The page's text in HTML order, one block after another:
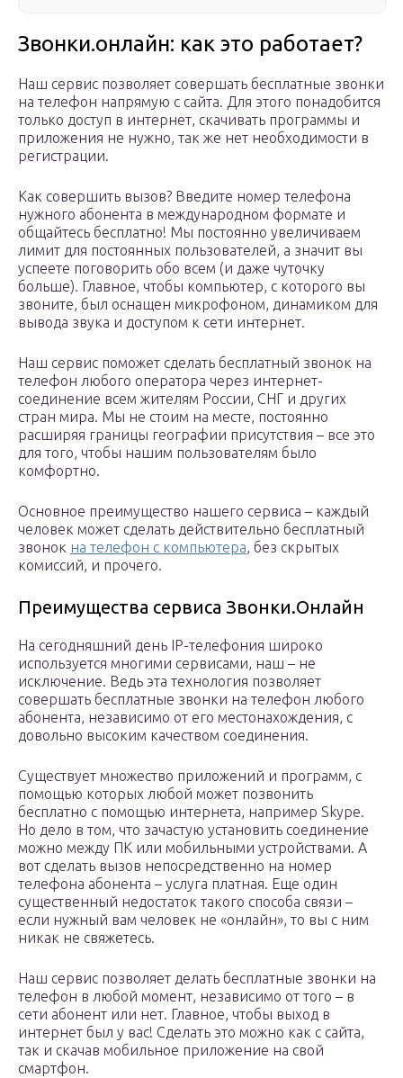
Звонки.онлайн: как это работает?
Наш сервис позволяет совершать бесплатные звонки
на телефон напрямую с сайта. Для этого понадобится
только доступ в интернет, скачивать программы и
приложения не нужно, так же нет необходимости в
регистрации.
Как совершить вызов? Введите номер телефона
нужного абонента в международном формате и
общайтесь бесплатно! Мы постоянно увеличиваем
лимит для постоянных пользователей, а значит вы
успеете поговорить обо всем (и даже чуточку
больше). Главное, чтобы компьютер, с которого вы
звоните, был оснащен микрофоном, динамиком для
вывода звука и доступом к сети интернет.
Наш сервис поможет сделать бесплатный звонок на
телефон любого оператора через интернет-
соединение всем жителям России, СНГ и других
стран мира. Мы не стоим на месте, постоянно
расширяя границы географии присутствия – все это
для того, чтобы нашим пользователям было
комфортно.
Основное преимущество нашего сервиса – каждый
человек может сделать действительно бесплатный
звонок на телефон с компьютера, без скрытых
комиссий, и прочего.
Преимущества сервиса Звонки.Онлайн
На сегодняшний день IP-телефония широко
используется многими сервисами, наш – не
исключение. Ведь эта технология позволяет
совершать бесплатные звонки на телефон любого
абонента, независимо от его местонахождения, с
довольно высоким качеством соединения.
Существует множество приложений и программ, с
помощью которых любой может позвонить
бесплатно с помощью интернета, например Skype.
Но дело в том, что зачастую установить соединение
можно между ПК или мобильными устройствами. А
вот сделать вызов непосредственно на номер
телефона абонента – услуга платная. Еще один
существенный недостаток такого способа связи –
если нужный вам человек не «онлайн», то вы с ним
никак не свяжетесь.
Наш сервис позволяет делать бесплатные звонки на
телефон в любой момент, независимо от того – в
сети абонент или нет. Главное, чтобы выход в
интернет был у вас! Сделать это можно как с сайта,
так и скачав мобильное приложение на свой
смартфон.